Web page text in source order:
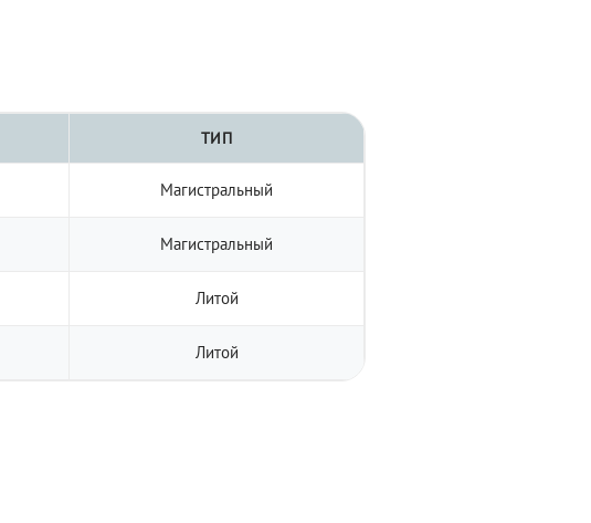
ТИП
Магистральный
Магистральный
Литой
Литой